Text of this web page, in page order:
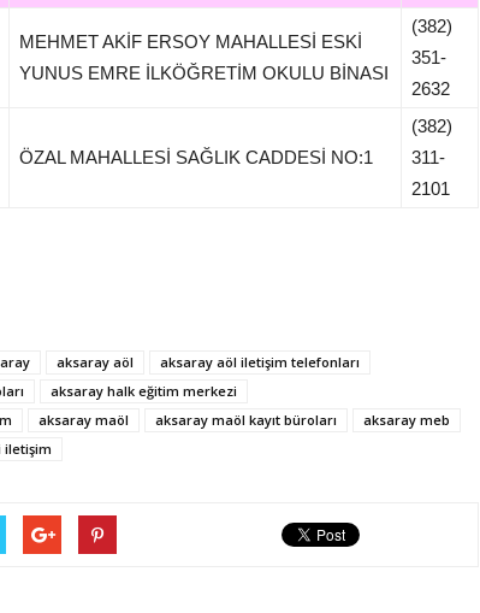
MEHMET AKİF ERSOY MAHALLESİ ESKİ
YUNUS EMRE İLKÖĞRETİM OKULU BİNASI
(382)
351-
2632
ÖZAL MAHALLESİ SAĞLIK CADDESİ NO:1
(382)
311-
2101
aksaray aöl
aksaray aöl iletişim telefonları
aksaray halk eğitim merkezi
aksaray maöl aksaray maöl kayıt büroları
aksaray meb
iletişim